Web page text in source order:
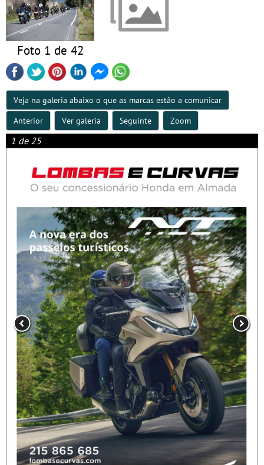
Foto 1 de 42
Veja na galeria abaixo o que as marcas estão a comunicar
Anterior
Ver galeria Seguinte Zoom
1 de 25